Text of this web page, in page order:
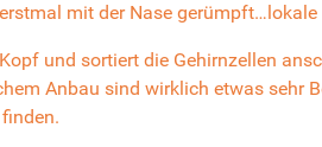
mit der Nase
und sortiert die Gehirnzellen
Anbau sind wirklich etwas sehr